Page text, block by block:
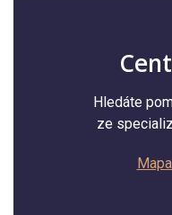
Hledáte
ze